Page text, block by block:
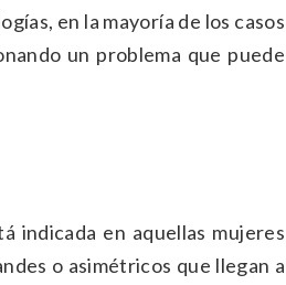
en la mayoría de los casos
un problema que puede
indicada en aquellas mujeres
o asimétricos que llegan a